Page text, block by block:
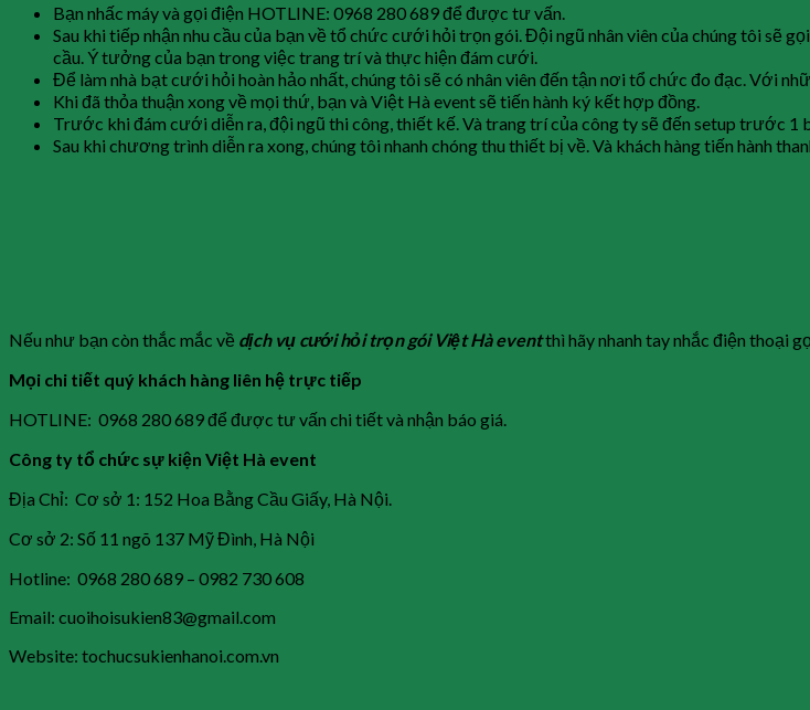
Bạn nhấc máy và gọi điện HOTLINE: 0968 280 689 để được tư vấn.
Sau khi tiếp nhận nhu cầu của bạn về tổ chức cưới hỏi trọn gói. Đội ngũ nhân viên của chúng tôi sẽ
cầu. Ý tưởng của bạn trong việc trang trí và thực hiện đám cưới.
Để làm nhà bạt cưới hỏi hoàn hảo nhất, chúng tôi sẽ có nhân viên đến tận nơi tổ chức đo đạc. Với
Khi đã thỏa thuận xong về mọi thứ, bạn và Việt Hà event sẽ tiến hành ký kết hợp đồng.
Trước khi đám cưới diễn ra, đội ngũ thi công, thiết kế. Và trang trí của công ty sẽ đến setup trước 1
Sau khi chương trình diễn ra xong, chúng tôi nhanh chóng thu thiết bị về. Và khách hàng tiến hành
Nếu như bạn còn thắc mắc về dịch vụ cưới hỏi trọn gói Việt Hà eventthì hãy nhanh tay nhắc điện thoại
Mọi chi tiết quý khách hàng liên hệ trực tiếp
HOTLINE: 0968 280 689 để được tư vấn chi tiết và nhận báo giá.
Công ty tổ chức sự kiện Việt Hà event
Địa Chỉ: Cơ sở 1: 152 Hoa Bằng Cầu Giấy, Hà Nội.
Cơ sở 2: Số 11 ngõ 137 Mỹ Đình, Hà Nội
Hotline: 0968 280 689 – 0982 730 608
Email: cuoihoisukien83@gmail.com
Website: tochucsukienhanoi.com.vn